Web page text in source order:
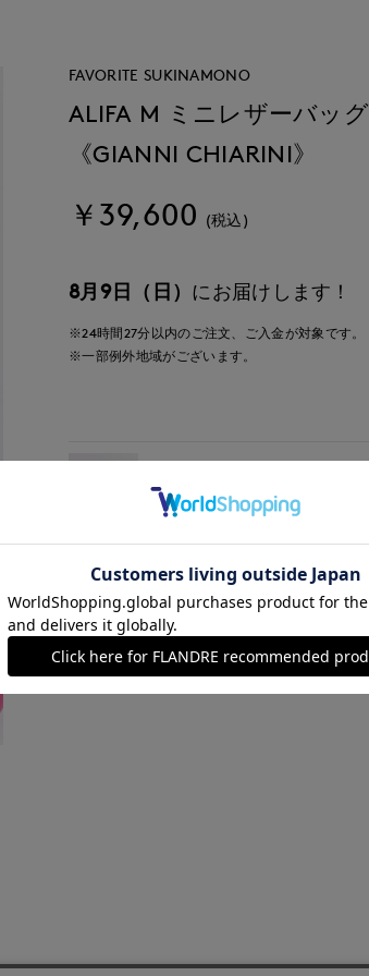
FAVORITE SUKINAMONO
ALIFA M ミニレザーバッグ
《GIANNI CHIARINI》
￥39,600 (税込)
8月9日（日） にお届けします！
※24時間27分以内のご注文、ご入金が対象です。
※一部例外地域がございます。
￥39,600 (税込)